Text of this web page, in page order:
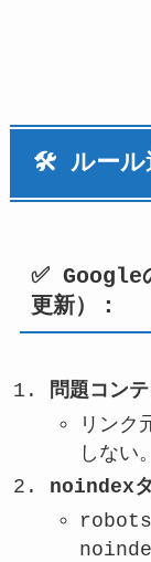
🛠 ルール
✅ Google
更新）：
問題コン
リンク
しない。
noindex